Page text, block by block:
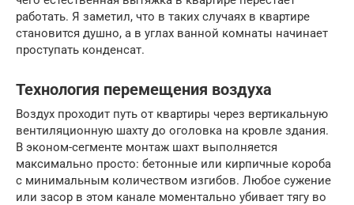
работать. Я заметил, что в таких случаях в квартире
становится душно, а в углах ванной комнаты начинает
проступать конденсат.
Технология перемещения воздуха
Воздух проходит путь от квартиры через вертикальную
вентиляционную шахту до оголовка на кровле здания.
В эконом-сегменте монтаж шахт выполняется
максимально просто: бетонные или кирпичные короба
с минимальным количеством изгибов. Любое сужение
или засор в этом канале моментально убивает тягу во